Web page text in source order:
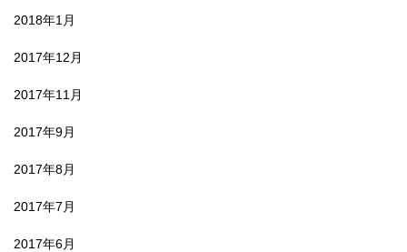
2018年1月
2017年12月
2017年11月
2017年9月
2017年8月
2017年7月
2017年6月